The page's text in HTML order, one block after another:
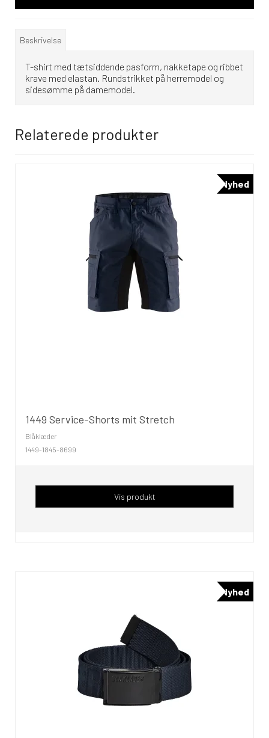
Beskrivelse
T-shirt med tætsiddende pasform, nakketape og ribbet
krave med elastan. Rundstrikket på herremodel og
sidesømme på damemodel.
Relaterede produkter
Nyhed
1449 Service-Shorts mit Stretch
Blåklæder
1449-1845-8699
Vis produkt
Nyhed